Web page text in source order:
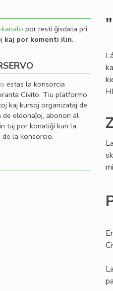
por resti ĝisdata pri
kaj por komenti ilin.
estas la konsorcia
Civito. Tiu platformo
kaj kursoj organizataj de
eldonaĵoj, abonon al
tuj por konatiĝi kun la
la konsorcio.